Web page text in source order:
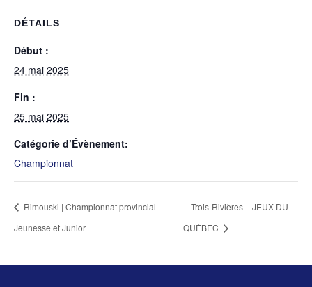
DÉTAILS
Début :
24 mai 2025
Fin :
25 mai 2025
Catégorie d’Évènement:
Championnat
Rimouski | Championnat provincial
Jeunesse et Junior
Trois-Rivières – JEUX DU
QUÉBEC